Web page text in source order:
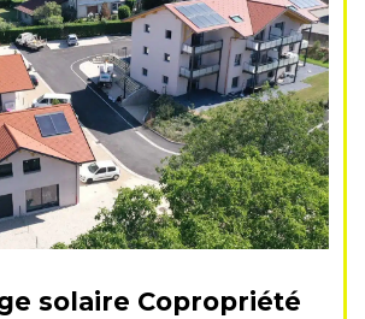
solaire Copropriété